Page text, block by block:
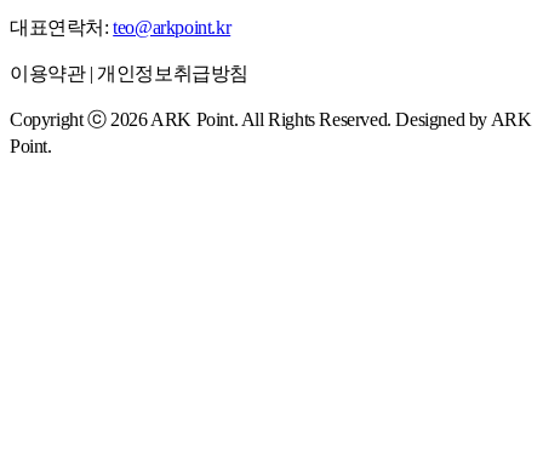
대표연락처: teo@arkpoint.kr
이용약관 | 개인정보취급방침
Copyright ⓒ 2026ARK Point. All Rights Reserved. Designed by ARK
Point.